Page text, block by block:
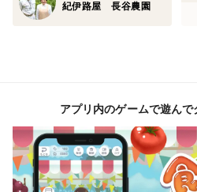
紀伊路屋 長谷農園
アプリ内のゲームで遊んで